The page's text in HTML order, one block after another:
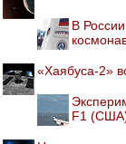
В
«Хаябуса-2»
F1